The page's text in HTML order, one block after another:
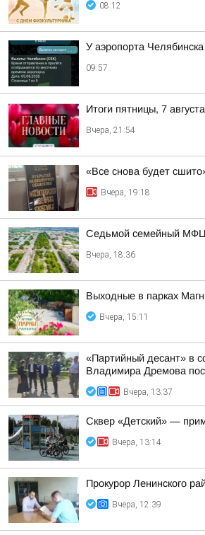
08:12
У аэропорта
09:57
Итоги пятницы, 7
Вчера, 21:54
«Все снова будет
Вчера, 19:18
Седьмой семейный
Вчера, 18:36
Выходные в парках
Вчера, 15:11
«Партийный десант» в
Владимира Дремова
Вчера, 13:37
Сквер «Детский» —
Вчера, 13:14
Прокурор Ленинского
Вчера, 12:39